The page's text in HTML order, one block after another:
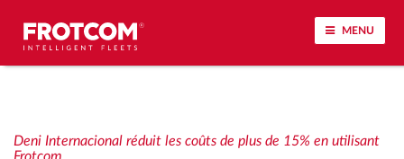
MENU
Deni Internacional réduit les coûts de plus de 15% en utilisant